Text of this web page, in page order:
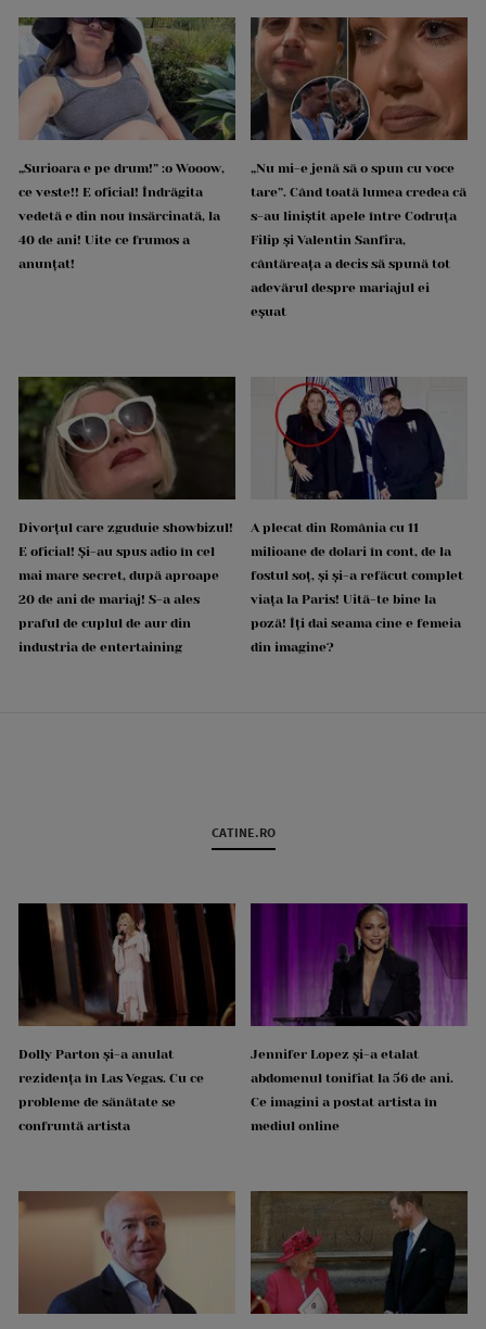
„Surioara e pe drum!” :o Wooow,
ce veste!! E oficial! Îndrăgita
vedetă e din nou însărcinată, la
40 de ani! Uite ce frumos a
anunțat!
„Nu mi-e jenă să o spun cu voce
tare”. Când toată lumea credea că
s-au liniștit apele între Codruța
Filip și Valentin Sanfira,
cântăreața a decis să spună tot
adevărul despre mariajul ei
eșuat
Divorțul care zguduie showbizul!
E oficial! Și-au spus adio în cel
mai mare secret, după aproape
20 de ani de mariaj! S-a ales
praful de cuplul de aur din
industria de entertaining
A plecat din România cu 11
milioane de dolari în cont, de la
fostul soț, și și-a refăcut complet
viața la Paris! Uită-te bine la
poză! Îți dai seama cine e femeia
din imagine?
CATINE.RO
Dolly Parton și-a anulat
rezidența în Las Vegas. Cu ce
probleme de sănătate se
confruntă artista
Jennifer Lopez și-a etalat
abdomenul tonifiat la 56 de ani.
Ce imagini a postat artista în
mediul online